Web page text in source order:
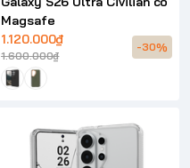
Magsafe
1.120.000₫
1.600.000₫
-30%